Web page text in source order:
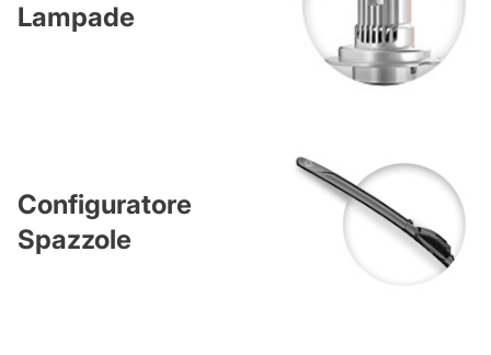
Lampade
Configuratore
Spazzole